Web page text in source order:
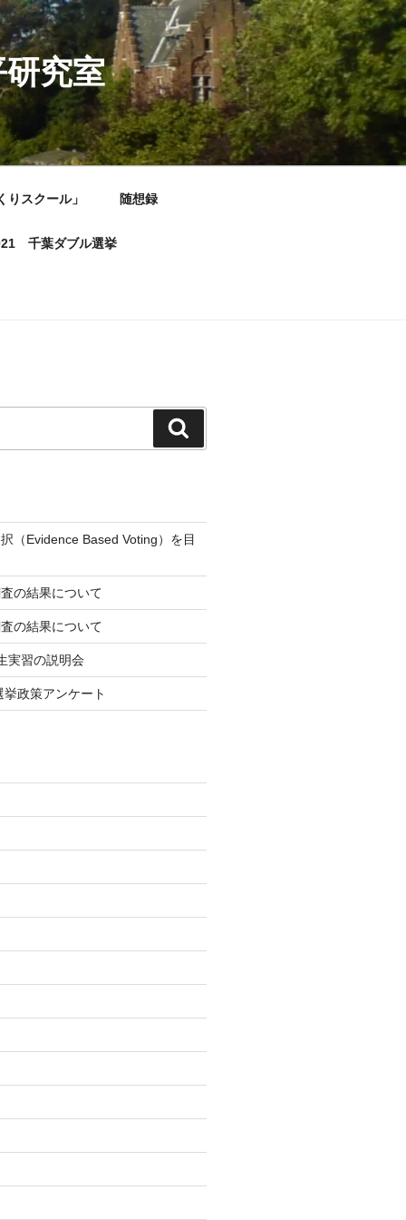
究室
りスクール」 随想録
千葉ダブル選挙
索
（Evidence Based Voting）を目
の結果について
の結果について
実習の説明会
政策アンケート